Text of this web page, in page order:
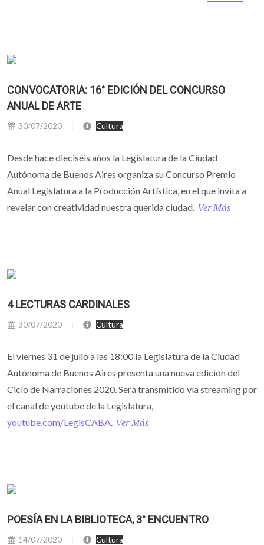
CONVOCATORIA: 16° EDICIÓN DEL CONCURSO
ANUAL DE ARTE
30/07/2020 Cultura
Desde hace dieciséis años la Legislatura de la Ciudad
Autónoma de Buenos Aires organiza su Concurso Premio
Anual Legislatura a la Producción Artística, en el que invita a
revelar con creatividad nuestra querida ciudad. Ver Más
4 LECTURAS CARDINALES
30/07/2020 Cultura
El viernes 31 de julio a las 18:00 la Legislatura de la Ciudad
Autónoma de Buenos Aires presenta una nueva edición del
Ciclo de Narraciones 2020. Será transmitido vía streaming por
el canal de youtube de la Legislatura,
youtube.com/LegisCABA. Ver Más
POESÍA EN LA BIBLIOTECA, 3° ENCUENTRO
14/07/2020 Cultura